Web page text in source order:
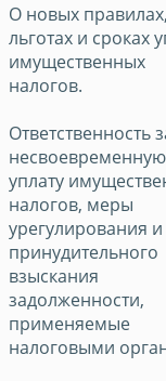
О новых
льготах и сроках
имущественных
налогов.
Ответственность
несвоевременную
уплату
налогов, меры
урегулирования и
принудительного
взыскания
задолженности,
применяемые
налоговыми